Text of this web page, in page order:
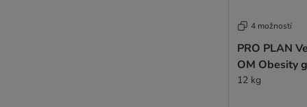
4 možností
PRO PLAN
OM Obesity
12 kg